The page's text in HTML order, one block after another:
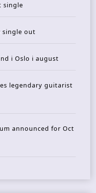
single
single out
i Oslo i august
legendary guitarist
announced for Oct